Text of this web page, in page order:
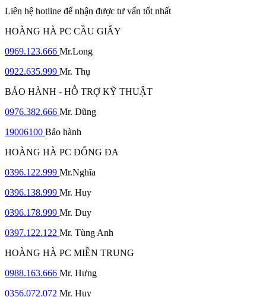
Liên hệ hotline để nhận được tư vấn tốt nhất
HOÀNG HÀ PC CẦU GIẤY
0969.123.666 Mr.Long
0922.635.999 Mr. Thụ
BẢO HÀNH - HỖ TRỢ KỸ THUẬT
0976.382.666 Mr. Dũng
19006100 Bảo hành
HOÀNG HÀ PC ĐỐNG ĐA
0396.122.999 Mr.Nghĩa
0396.138.999 Mr. Huy
0396.178.999 Mr. Duy
0397.122.122 Mr. Tùng Anh
HOÀNG HÀ PC MIỀN TRUNG
0988.163.666 Mr. Hưng
0356.072.072 Mr. Huy